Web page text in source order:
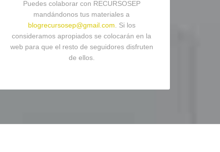
Puedes colaborar con RECURSOSEP
mandándonos tus materiales a
blogrecursosep@gmail.com . Si los
consideramos apropiados se colocarán en la
web para que el resto de seguidores disfruten
de ellos.